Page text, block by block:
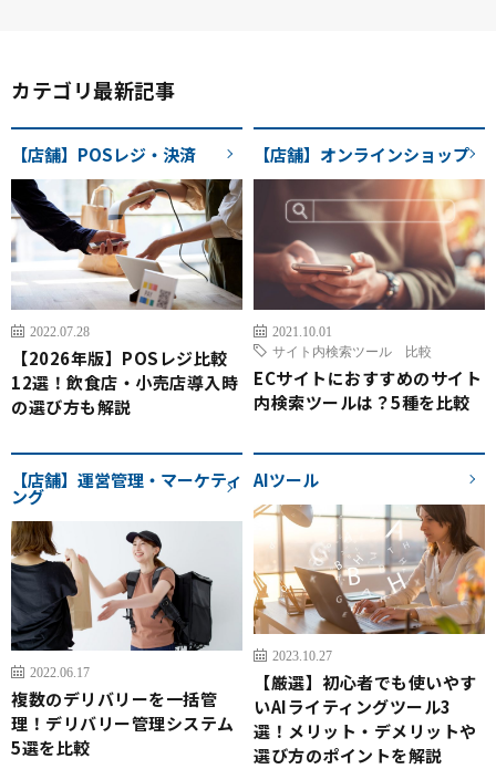
カテゴリ最新記事
【店舗】POSレジ・決済
2022.07.28
【2026年版】POSレジ比較
12選！飲食店・小売店導入時
の選び方も解説
【店舗】オンラインショップ
2021.10.01
サイト内検索ツール 比較
ECサイトにおすすめのサイト
内検索ツールは？5種を比較
【店舗】運営管理・マーケティ
ング
2022.06.17
複数のデリバリーを一括管
理！デリバリー管理システム
5選を比較
AIツール
2023.10.27
【厳選】初心者でも使いやす
いAIライティングツール3
選！メリット・デメリットや
選び方のポイントを解説